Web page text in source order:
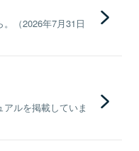
（2026年7月31日
ルを掲載していま